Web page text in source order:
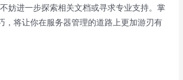
妨进一步探索相关文档或寻求专业支持。掌
，将让你在服务器管理的道路上更加游刃有